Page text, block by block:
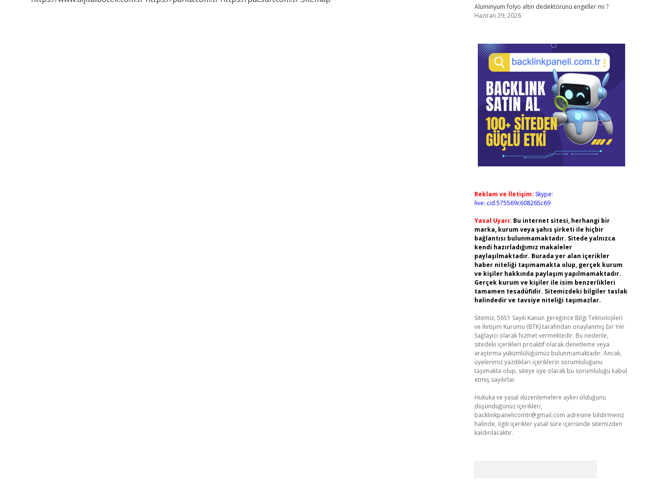
Alüminyum folyo altın dedektörünü engeller mi ?
Haziran 29, 2026
Reklam ve İletişim: Skype:
live:.cid.575569c608265c69
Yasal Uyarı: Bu internet sitesi, herhangi bir
marka, kurum veya şahıs şirketi ile hiçbir
bağlantısı bulunmamaktadır. Sitede yalnızca
kendi hazırladığımız makaleler
paylaşılmaktadır. Burada yer alan içerikler
haber niteliği taşımamakta olup, gerçek kurum
ve kişiler hakkında paylaşım yapılmamaktadır.
Gerçek kurum ve kişiler ile isim benzerlikleri
tamamen tesadüfidir. Sitemizdeki bilgiler taslak
halindedir ve tavsiye niteliği taşımazlar.
Sitemiz, 5651 Sayılı Kanun gereğince Bilgi Teknolojileri
ve İletişim Kurumu (BTK) tarafından onaylanmış bir Yer
Sağlayıcı olarak hizmet vermektedir. Bu nedenle,
sitedeki içerikleri proaktif olarak denetleme veya
araştırma yükümlülüğümüz bulunmamaktadır. Ancak,
üyelerimiz yazdıkları içeriklerin sorumluluğunu
taşımakta olup, siteye üye olarak bu sorumluluğu kabul
etmiş sayılırlar.
Hukuka ve yasal düzenlemelere aykırı olduğunu
düşündüğünüz içerikleri,
backlinkpanelicomtr@gmail.com adresine bildirmeniz
halinde, ilgili içerikler yasal süre içerisinde sitemizden
kaldırılacaktır.